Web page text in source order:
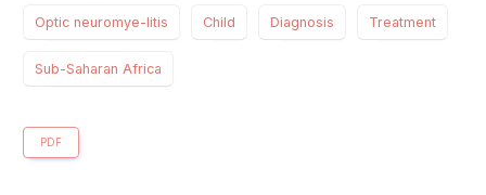
Optic neuromye-litis Child Diagnosis Treatment
Sub-Saharan Africa
PDF